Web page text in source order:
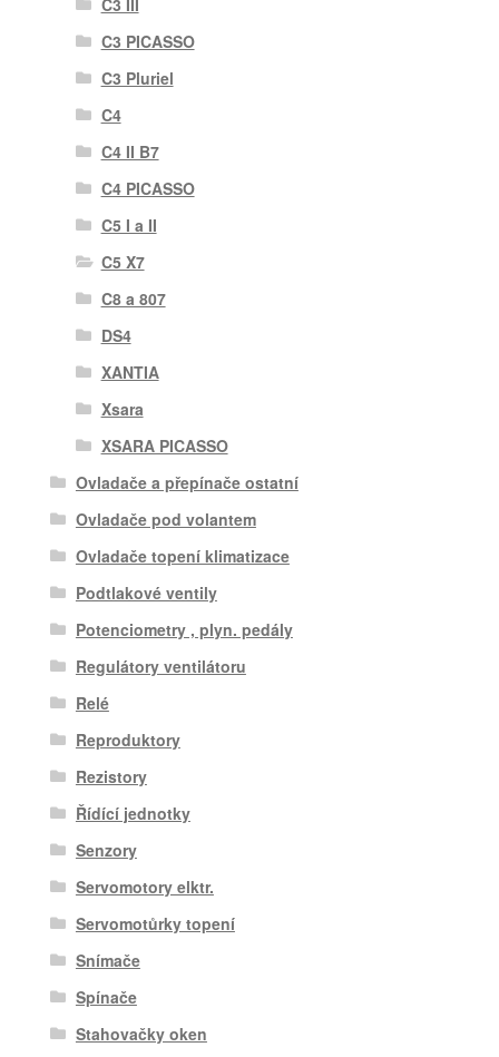
C3 PICASSO
C3 Pluriel
C4
C4 II B7
C4 PICASSO
C5 I a II
C5 X7
C8 a 807
DS4
XANTIA
Xsara
XSARA PICASSO
Ovladače a přepínače ostatní
Ovladače pod volantem
Ovladače topení klimatizace
Podtlakové ventily
Potenciometry , plyn. pedály
Regulátory ventilátoru
Relé
Reproduktory
Rezistory
Řídící jednotky
Senzory
Servomotory elktr.
Servomotůrky topení
Snímače
Spínače
Stahovačky oken